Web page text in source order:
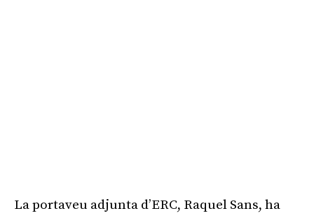
La portaveu adjunta d’ERC, Raquel Sans, ha